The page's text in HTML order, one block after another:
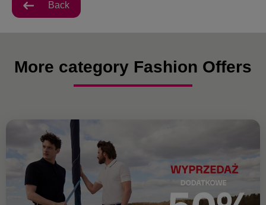
Back
More category Fashion Offers